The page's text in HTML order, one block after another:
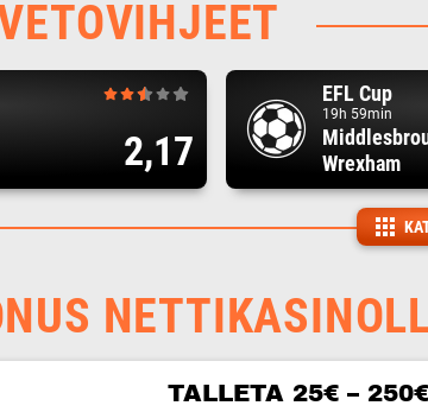
2,17
EFL Cup
19h 59min
Wrexham
TALLETA 25€ –